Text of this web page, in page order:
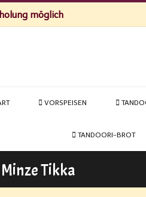
möglich
VORSPEISEN
TANDOORI-BROT
Tikka